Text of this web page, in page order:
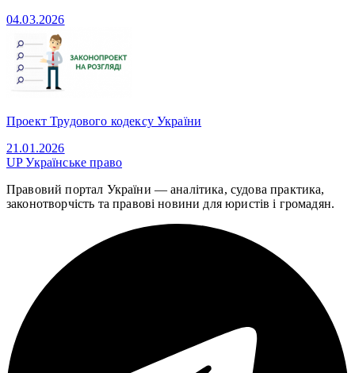
04.03.2026
Проект Трудового кодексу України
21.01.2026
UPУкраїнське право
Правовий портал України — аналітика, судова практика,
законотворчість та правові новини для юристів і громадян.